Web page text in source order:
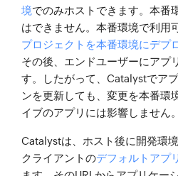
境でのみホストできます。本番
はできません。本番環境で利用
プロジェクトを本番環境にデプ
その後、エンドユーザーにアプ
す。したがって、Catalystでア
ンを更新しても、変更を本番環
イブのアプリには影響しません。
Catalystは、ホスト後に開発環
クライアントのデフォルトアプ